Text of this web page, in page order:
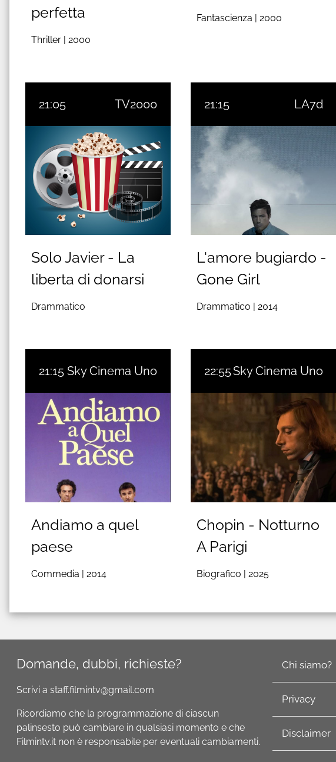
perfetta
Thriller | 2000
Fantascienza | 2000
21:05 TV2000
Solo Javier - La
liberta di donarsi
Drammatico
21:15 LA7d
L'amore bugiardo -
Gone Girl
Drammatico |2014
21:15 Sky Cinema Uno
Andiamo a quel
paese
Commedia | 2014
22:55Sky Cinema Uno
Chopin - Notturno
A Parigi
Biografico | 2025
Domande, dubbi, richieste?
Scrivi a staff.filmintv@gmail.com
Ricordiamo che la programmazione di ciascun
palinsesto può cambiare in qualsiasi momento e che
Filmintv.it non è responsabile per eventuali cambiamenti.
Chi siamo?
Privacy
Disclaimer